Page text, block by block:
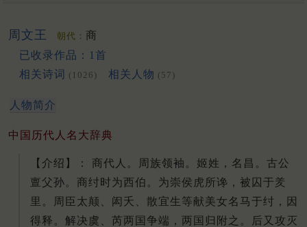
周文王 朝代： 商
已收录作品：1首
相关诗词 (1026) 相关人物 (57)
人物简介
中国历代人名大辞典
【介绍】： 商代人。周族领袖。姬姓，名昌。古公
亶父孙。商纣时为西伯。为崇侯虎所谗，被囚于羑
里。周臣太颠、闳夭、散宜生等献美女名马于纣，因
得释。解决虞、芮两国争端，两国归附之。后又攻灭